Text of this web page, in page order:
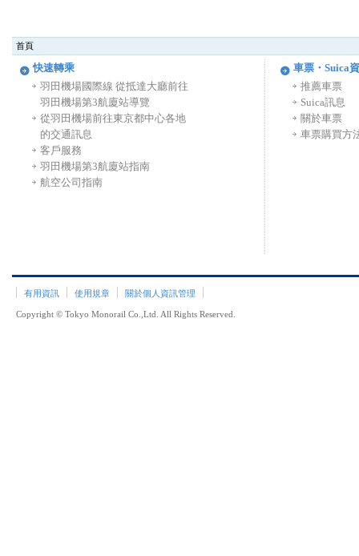
首頁
快速轉乘
羽田機場國際線 從抵達大廳前往
羽田機場第3航廈站導覽
從羽田機場前往東京都中心各地
的交通訊息
客戶服務
羽田機場第3航廈站指南
航空公司指南
車票・Suica
推薦車票
Suica訊息
關於車票
車票購買方
有用資訊 使用規章 關於個人資訊管理
Copyright © Tokyo Monorail Co.,Ltd. All Rights Reserved.